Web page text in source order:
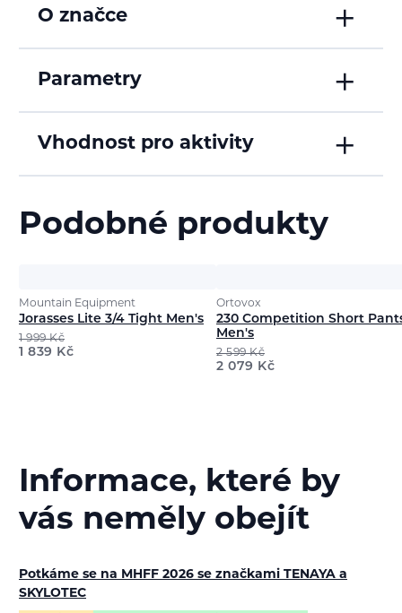
O značce
Parametry
Vhodnost pro aktivity
Podobné produkty
Mountain Equipment
Jorasses Lite 3/4 Tight Men's
1 999Kč
1 839 Kč
Ortovox
230 Competition Short
Men's
2 599Kč
2 079 Kč
Informace, které by
vás neměly obejít
Potkáme se na MHFF 2026 se značkami TENAYA a
SKYLOTEC